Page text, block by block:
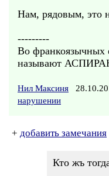
Нам, рядовым, это
---------
Во франкоязычных
называют
Нил Максиня
нарушении
+ добавить замечания
Кто жъ